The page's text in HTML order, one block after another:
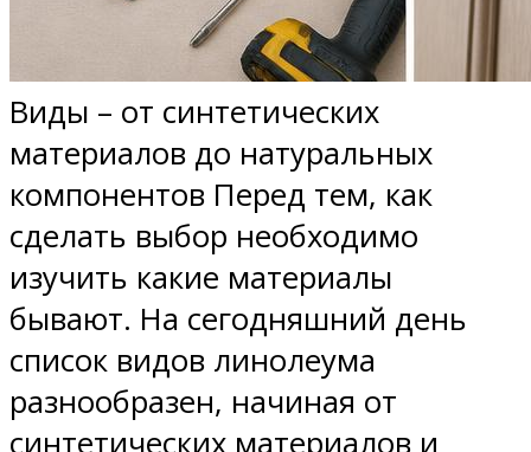
Виды – от синтетических
материалов до натуральных
компонентов Перед тем, как
сделать выбор необходимо
изучить какие материалы
бывают. На сегодняшний день
список видов линолеума
разнообразен, начиная от
синтетических материалов и